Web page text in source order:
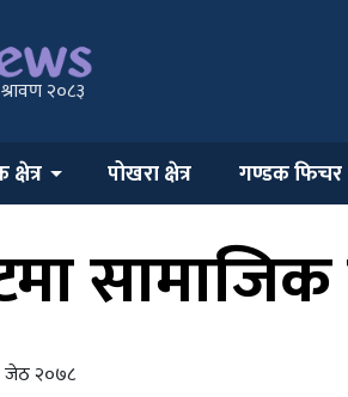
२०८३
पोखरा क्षेत्र गण्डक फिचर
जेठ २०७८